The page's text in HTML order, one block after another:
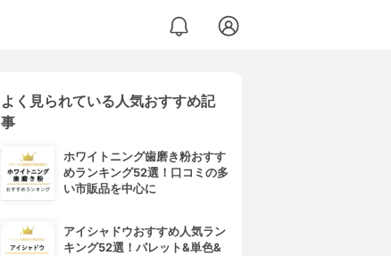
よく見られている人気おすすめ記
事
ホワイトニング歯磨き粉おすす
めランキング52選！口コミの多
い市販品を中心に
アイシャドウおすすめ人気ラン
キング52選！パレット&単色&